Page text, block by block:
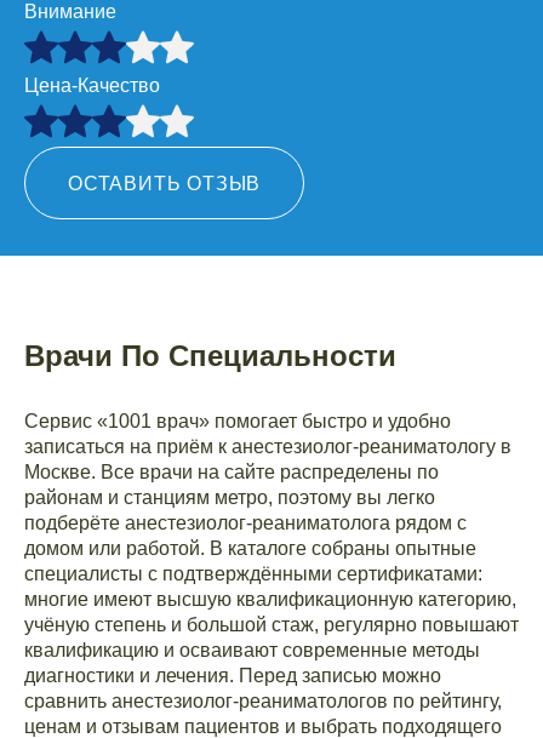
Внимание
Цена-Качество
ОСТАВИТЬ ОТЗЫВ
Врачи По Специальности
Сервис «1001 врач» помогает быстро и удобно
записаться на приём к анестезиолог-реаниматологу в
Москве. Все врачи на сайте распределены по
районам и станциям метро, поэтому вы легко
подберёте анестезиолог-реаниматолога рядом с
домом или работой. В каталоге собраны опытные
специалисты с подтверждёнными сертификатами:
многие имеют высшую квалификационную категорию,
учёную степень и большой стаж, регулярно повышают
квалификацию и осваивают современные методы
диагностики и лечения. Перед записью можно
сравнить анестезиолог-реаниматологов по рейтингу,
ценам и отзывам пациентов и выбрать подходящего